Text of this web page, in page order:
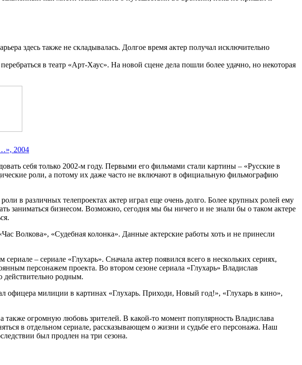
здесь также не складывалась. Долгое время актер получал исключительно
в театр «Арт-Хаус». На новой сцене дела пошли более удачно, но некоторая
2004
себя только 2002-м году. Первыми его фильмами стали картины – «Русские в
роли, а потому их даже часто не включают в официальную фильмографию
в различных телепроектах актер играл еще очень долго. Более крупных ролей ему
заниматься бизнесом. Возможно, сегодня мы бы ничего и не знали бы о таком актере
Волкова», «Судебная колонка». Данные актерские работы хоть и не принесли
– сериале «Глухарь». Сначала актер появился всего в нескольких сериях,
персонажем проекта. Во втором сезоне сериала «Глухарь» Владислав
действительно родным.
офицера милиции в картинах «Глухарь. Приходи, Новый год!», «Глухарь в кино»,
огромную любовь зрителей. В какой-то момент популярность Владислава
в отдельном сериале, рассказывающем о жизни и судьбе его персонажа. Наш
был продлен на три сезона.